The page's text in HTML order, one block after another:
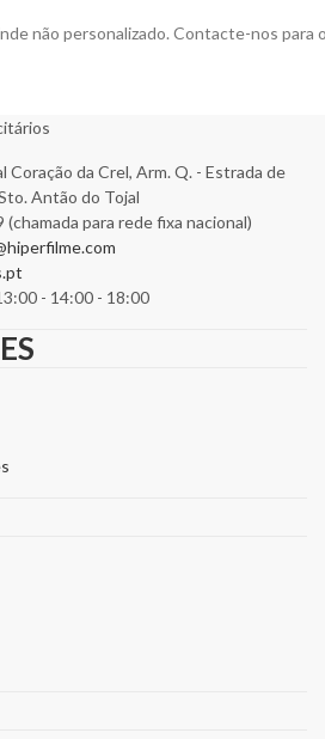
não personalizado. Contacte-nos
Coração da Crel, Arm. Q. - Estrada de
Antão do Tojal
para rede fixa nacional)
- 14:00 - 18:00